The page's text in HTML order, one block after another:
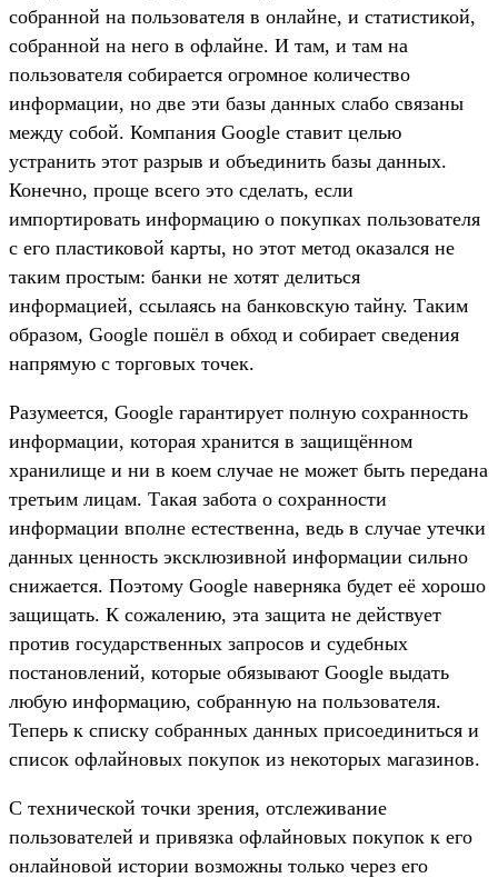
собранной на пользователя в онлайне, и статистикой,
собранной на него в офлайне. И там, и там на
пользователя собирается огромное количество
информации, но две эти базы данных слабо связаны
между собой. Компания Google ставит целью
устранить этот разрыв и объединить базы данных.
Конечно, проще всего это сделать, если
импортировать информацию о покупках пользователя
с его пластиковой карты, но этот метод оказался не
таким простым: банки не хотят делиться
информацией, ссылаясь на банковскую тайну. Таким
образом, Google пошёл в обход и собирает сведения
напрямую с торговых точек.
Разумеется, Google гарантирует полную сохранность
информации, которая хранится в защищённом
хранилище и ни в коем случае не может быть передана
третьим лицам. Такая забота о сохранности
информации вполне естественна, ведь в случае утечки
данных ценность эксклюзивной информации сильно
снижается. Поэтому Google наверняка будет её хорошо
защищать. К сожалению, эта защита не действует
против государственных запросов и судебных
постановлений, которые обязывают Google выдать
любую информацию, собранную на пользователя.
Теперь к списку собранных данных присоединиться и
список офлайновых покупок из некоторых магазинов.
С технической точки зрения, отслеживание
пользователей и привязка офлайновых покупок к его
онлайновой истории возможны только через его